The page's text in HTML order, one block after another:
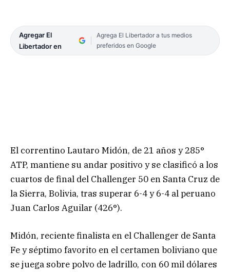
Agregar El
Libertador en
Agrega El Libertador a tus medios
preferidos en Google
El correntino Lautaro Midón, de 21 años y 285°
ATP, mantiene su andar positivo y se clasificó a los
cuartos de final del Challenger 50 en Santa Cruz de
la Sierra, Bolivia, tras superar 6-4 y 6-4 al peruano
Juan Carlos Aguilar (426°).
Midón, reciente finalista en el Challenger de Santa
Fe y séptimo favorito en el certamen boliviano que
se juega sobre polvo de ladrillo, con 60 mil dólares